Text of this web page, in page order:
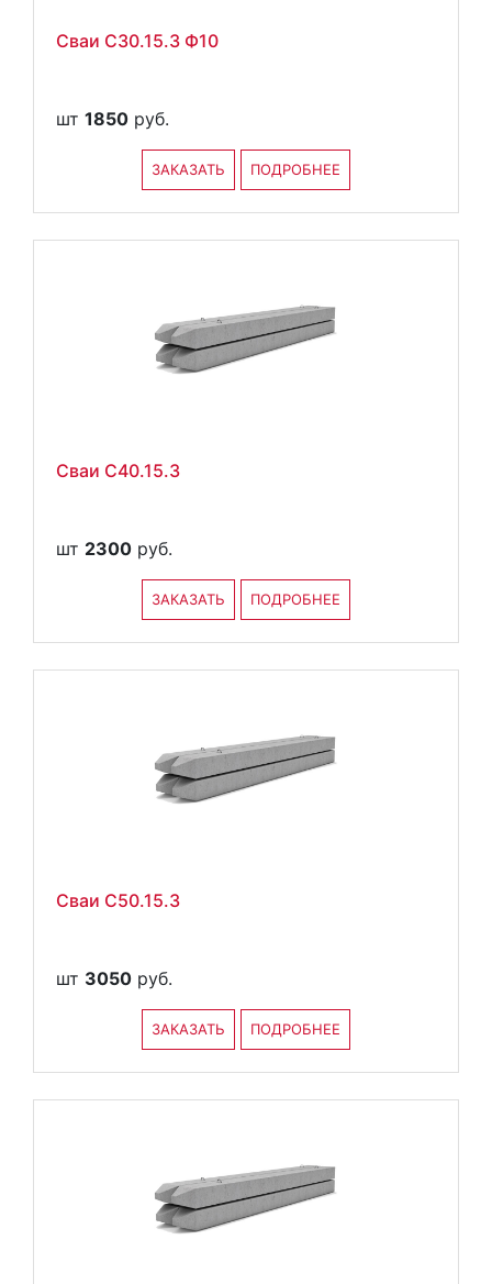
Сваи С30.15.3 Ф10
шт 1850 руб.
ЗАКАЗАТЬ ПОДРОБНЕЕ
Сваи С40.15.3
шт 2300 руб.
ЗАКАЗАТЬ ПОДРОБНЕЕ
Сваи С50.15.3
шт 3050 руб.
ЗАКАЗАТЬ ПОДРОБНЕЕ